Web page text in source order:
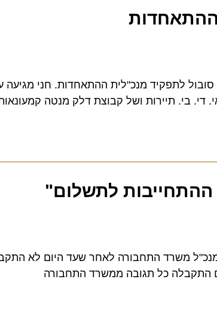
לתפקיד מנכ"לית ההתאחדות. חני מגיעה עם
בי. תיירות ושל קבוצת דלק מנטה קמעונאות)
לתשלום"
משרד התחבורה לאחר שעד היום לא התקבל
כל תגובה ממשרד התחבורה